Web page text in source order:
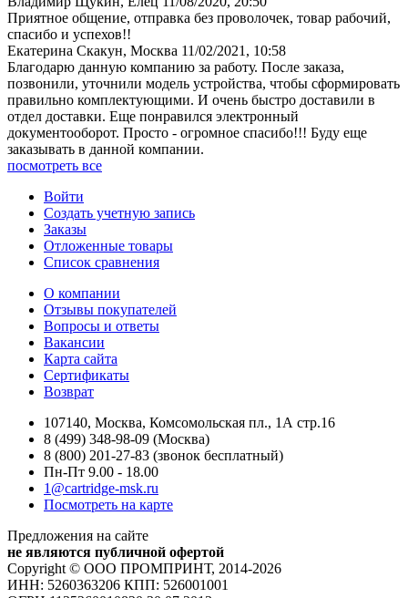
Приятное общение, отправка без проволочек, товар рабочий,
спасибо и успехов!!
Екатерина Скакун, Москва 11/02/2021, 10:58
Благодарю данную компанию за работу. После заказа,
позвонили, уточнили модель устройства, чтобы сформировать
правильно комплектующими. И очень быстро доставили в
отдел доставки. Еще понравился электронный
документооборот. Просто - огромное спасибо!!! Буду еще
заказывать в данной компании.
посмотреть все
Войти
Создать учетную запись
Заказы
Отложенные товары
Список сравнения
О компании
Отзывы покупателей
Вопросы и ответы
Вакансии
Карта сайта
Сертификаты
Возврат
107140, Москва, Комсомольская пл., 1А стр.16
8 (499) 348-98-09 (Москва)
8 (800) 201-27-83 (звонок бесплатный)
Пн-Пт 9.00 - 18.00
1@cartridge-msk.ru
Посмотреть на карте
Предложения на сайте
не являются публичной офертой
Copyright © ООО ПРОМПРИНТ, 2014-2026
ИНН: 5260363206 КПП: 526001001